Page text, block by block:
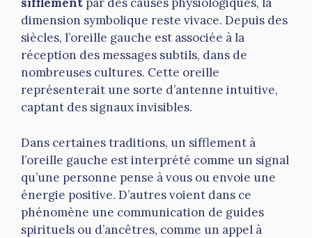
dimension symbolique reste vivace. Depuis des
siècles, l’oreille gauche est associée à la
réception des messages subtils, dans de
nombreuses cultures. Cette oreille
représenterait une sorte d’antenne intuitive,
captant des signaux invisibles.
Dans certaines traditions, un sifflement à
l’oreille gauche est interprété comme un signal
qu’une personne pense à vous ou envoie une
énergie positive. D’autres voient dans ce
phénomène une communication de guides
spirituels ou d’ancêtres, comme un appel à